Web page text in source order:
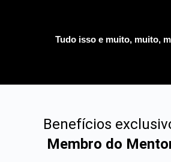
Tudo isso e muito, muito,
Benefícios
Membro do